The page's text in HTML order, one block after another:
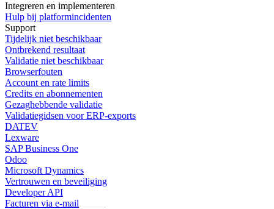
Integreren en implementeren
Hulp bij platformincidenten
Support
Tijdelijk niet beschikbaar
Ontbrekend resultaat
Validatie niet beschikbaar
Browserfouten
Account en rate limits
Credits en abonnementen
Gezaghebbende validatie
Validatiegidsen voor ERP-exports
DATEV
Lexware
SAP Business One
Odoo
Microsoft Dynamics
Vertrouwen en beveiliging
Developer API
Facturen via e-mail